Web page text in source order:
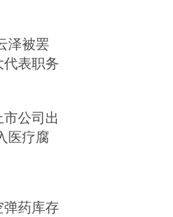
泽被罢
表职务
市公司出
医疗腐
弹药库存